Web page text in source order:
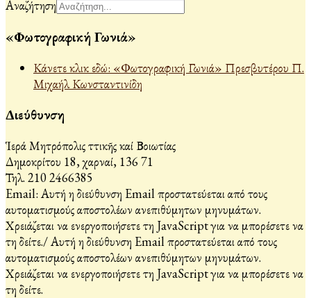
Αναζήτηση
«Φωτογραφική Γωνιά»
Κάνετε κλικ εδώ: «Φωτογραφική Γωνιά» Πρεσβυτέρου Π.
Μιχαήλ Κωνσταντινίδη
Διεύθυνση
Ἱερά Μητρόπολις Ἀττικῆς καί Βοιωτίας
Δημοκρίτου 18, Ἀχαρναί, 136 71
Τηλ. 210 2466385
Email: Αυτή η διεύθυνση Email προστατεύεται από τους
αυτοματισμούς αποστολέων ανεπιθύμητων μηνυμάτων.
Χρειάζεται να ενεργοποιήσετε τη JavaScript για να μπορέσετε να
τη δείτε./Αυτή η διεύθυνση Email προστατεύεται από τους
αυτοματισμούς αποστολέων ανεπιθύμητων μηνυμάτων.
Χρειάζεται να ενεργοποιήσετε τη JavaScript για να μπορέσετε να
τη δείτε.